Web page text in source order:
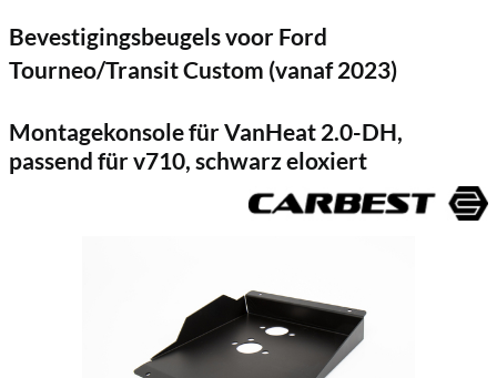
Bevestigingsbeugels voor Ford
Tourneo/Transit Custom (vanaf 2023)
Montagekonsole für VanHeat 2.0-DH,
passend für v710, schwarz eloxiert